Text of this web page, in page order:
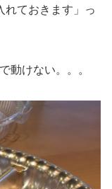
れておきます」っ
けない。。。